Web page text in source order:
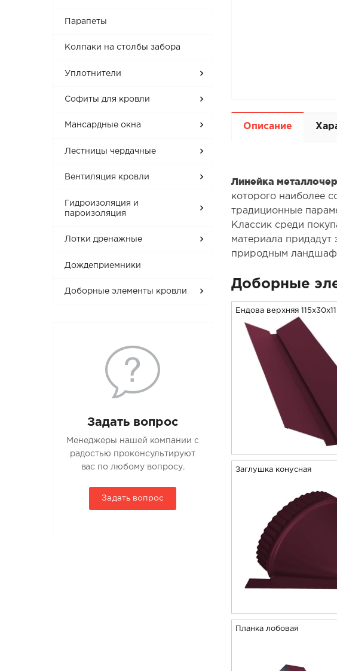
Парапеты
Колпаки на столбы забора
Уплотнители
Софиты для кровли
Мансардные окна
Лестницы чердачные
Вентиляция кровли
Гидроизоляция и
пароизоляция
Лотки дренажные
Дождеприемники
Доборные элементы кровли
Задать вопрос
Менеджеры нашей компании с
радостью проконсультируют
вас по любому вопросу.
Задать вопрос
Описание
Линейка
которого наиболее
традиционные
Классик среди
материала придадут
природным
Доборные
Ендова верхняя
Заглушка конусная
Планка лобовая